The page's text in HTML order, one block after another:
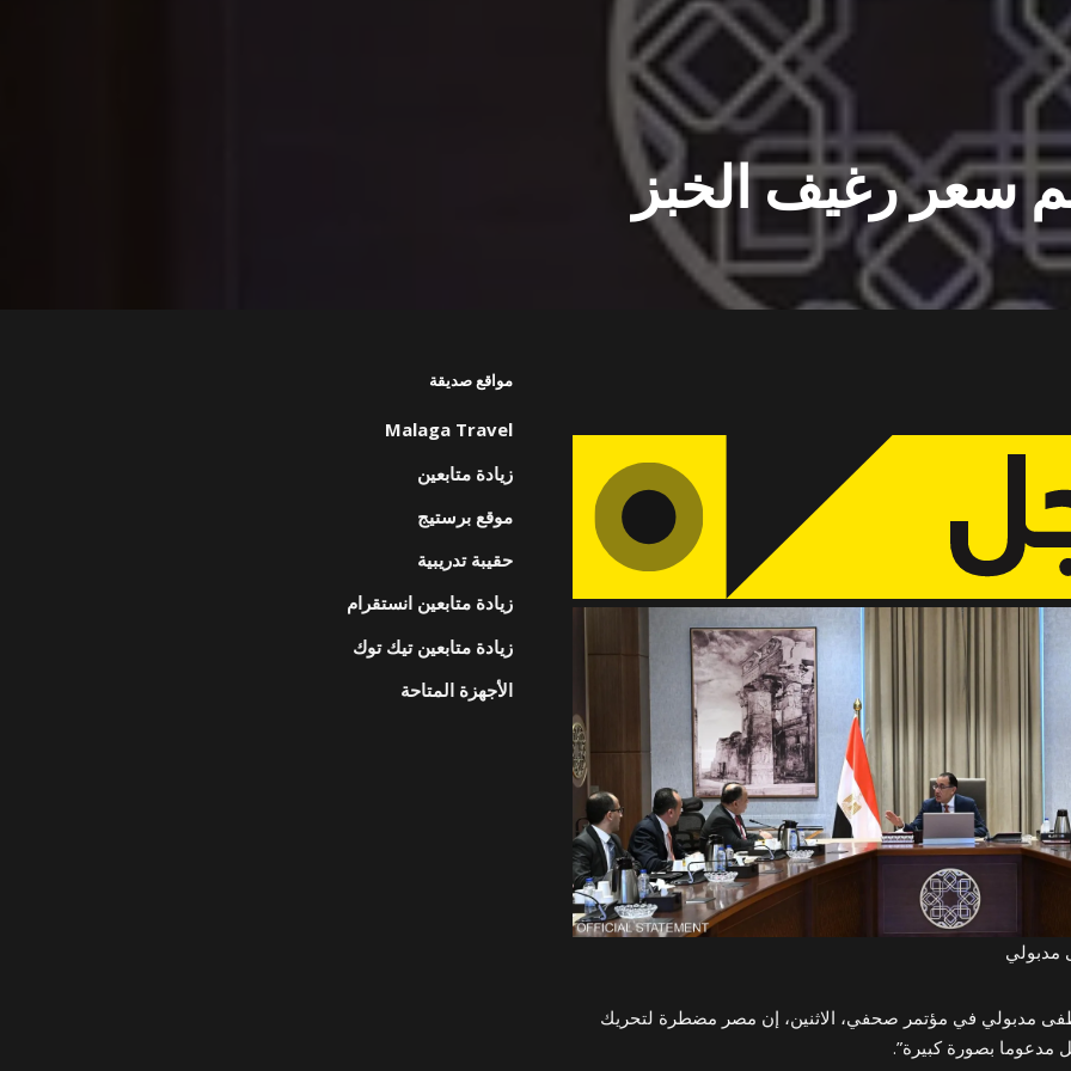
سعر رغيف الخبز
مدبولي في مؤتمر صحفي، الاثنين، إن مصر مضطرة لتحريك
مدعوما بصورة كبيرة”.
مواقع صديقة
Malaga Travel
زيادة متابعين
موقع برستيج
حقيبة تدريبية
زيادة متابعين انستقرام
زيادة متابعين تيك توك
الأجهزة المتاحة